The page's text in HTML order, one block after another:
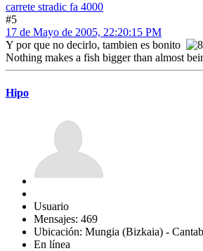
carrete stradic fa 4000
#5
17 de Mayo de 2005, 22:20:15 PM
Y por que no decirlo, tambien es bonito
Nothing makes a fish bigger than almost
Hipo
Usuario
Mensajes: 469
Ubicación: Mungia (Bizkaia) -
En línea